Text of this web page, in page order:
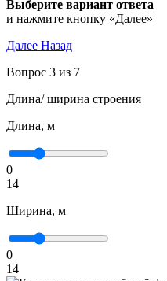
Выберите вариант ответа
и нажмите кнопку «Далее»
Далее Назад
Вопрос 3 из 7
Длина/ ширина строения
Длина, м
0
14
Ширина, м
0
14